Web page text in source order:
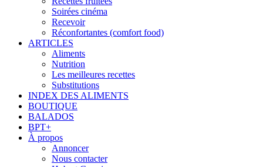
Soirées cinéma
Recevoir
Réconfortantes (comfort food)
ARTICLES
Aliments
Nutrition
Les meilleures recettes
Substitutions
INDEX DES ALIMENTS
BOUTIQUE
BALADOS
BPT+
À propos
Annoncer
Nous contacter